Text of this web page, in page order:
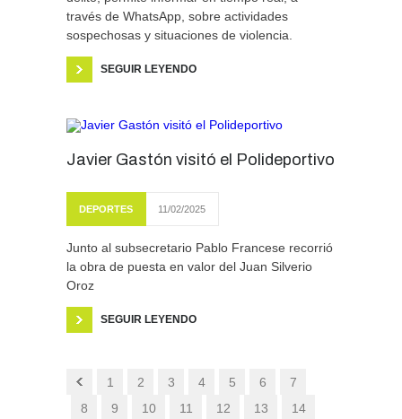
través de WhatsApp, sobre actividades
sospechosas y situaciones de violencia.
SEGUIR LEYENDO
Javier Gastón visitó el Polideportivo
DEPORTES 11/02/2025
Junto al subsecretario Pablo Francese recorrió
la obra de puesta en valor del Juan Silverio
Oroz
SEGUIR LEYENDO
1 2 3 4 5 6
7
8
9 10 11 12 13
14